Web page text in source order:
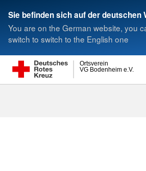
Sie befinden sich auf der deutschen
You are on the German website, you
switch to switch to the English one
VG Bodenheim e.V.
Ortsverein